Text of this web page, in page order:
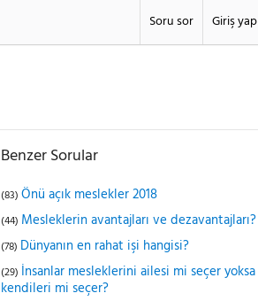
Giriş yap
Soru sor
Benzer Sorular
(83) Önü açık meslekler 2018
(44) Mesleklerin avantajları ve dezavantajları?
(78) Dünyanın en rahat işi hangisi?
(29) İnsanlar mesleklerini ailesi mi seçer yoksa
kendileri mi seçer?